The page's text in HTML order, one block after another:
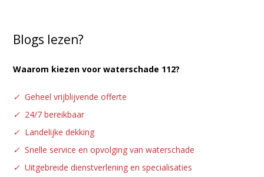
Blogs lezen?
Waarom kiezen voor waterschade 112?
✓ Geheel vrijblijvende offerte
✓ 24/7 bereikbaar
✓ Landelijke dekking
✓ Snelle service en opvolging van waterschade
✓ Uitgebreide dienstverlening en specialisaties